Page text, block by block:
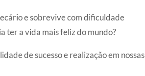
e sobrevive com dificuldade
ter a vida mais feliz do mundo?
de sucesso e realização em nossas